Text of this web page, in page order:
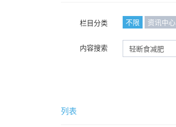
栏目分类 不限 资讯中心
内容搜索
列表